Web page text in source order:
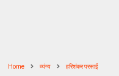
Home व्यंग्य हरिशंकर परसाई